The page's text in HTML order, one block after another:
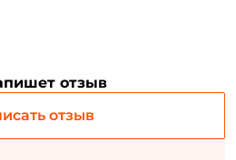
отзыв
отзыв
соглашаетесь на обработку
аккаунт